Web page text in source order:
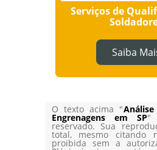
Serviços de
Saiba
O texto acima "
Engrenagens em SP"
reservado. Sua
total, mesmo citando
proibida sem a